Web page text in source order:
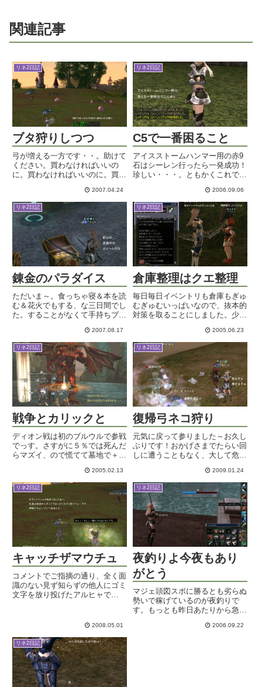
関連記事
リネ2日記
ブタ狩りしつつ
弓が増える一方です・・。助けて
ください。買わなければいいの
に。買わなければいいのに。買わ
っかり城村に定住な感じです。狩
りやすくてちょうどいいかなあ。
盟主権限も委譲されましたので、
倉庫整理に着手したいと思いま
す。...
2007.04.24
リネ2日記
C5で一番困ること
アイスストームハンマー用の赤9
石はシーレン行ったら一発成功！
珍しい・・・。ともかくこれでフ
でね。C5の一番大きな変更点っ
てやはり血盟システムだと思うん
ですよね。同盟を組める数が減る
っていうのはかなりキツイと思
う...
2006.09.06
リネ2日記
錬金のパラダイス
ただいま～。食っちゃ寝＆本を読
む＆花火でもする、な三日間でし
た。することがなくて手持ちブタ
かったかな。早速朝狩りをしてみ
ましたよ。ええ、朝4時か
ら・・・ｗ冬の迷宮でネコノン
SS狩りでまったりと。それでも
一時間で...
2007.08.17
リネ2日記
倉庫整理はクエ整理
毎日毎日イベントリも倉庫もぎゅ
むぎゅむいっぱいなので、抜本的
対策を取ることにしました。少し
を整理しよう！一番数を圧迫する
クエストと言えば・・・・これよ
ね。ってなわけで、マチルドのた
めに願いのポーションの材料を
集...
2005.06.23
リネ2日記
戦争とカリックと
ディオン戦は初のブルウルで参戦
でっす。さすがに５％では死んだ
らマズイ、ので慌てて墓地で＋
回はなぜだかPTLになっちゃいま
した。う～む、ブルウル効果はさ
すがかもです。今まで耐えきれな
かった攻撃に耐えて、引いて回
2005.02.13
リネ2日記
復帰弓ネコ狩り
元気に戻って参りました～お久し
ぶりです！おかげさまでたらい回
しに遭うこともなく、大して危険
くイロイロ終えて帰って参りまし
た。今は２４時間勤務中ですので
ちょっと眠いですが、それ以外は
元気です。体重が一気に軽くな
っ...
2009.01.24
リネ2日記
キャッチザマウチュ
コメントでご指摘の通り、全く面
識のない見ず知らずの他人にゴミ
文字を放り投げたアルヒャで
ぼ一度もないはずなので、そっち
よ、気の合う人とは出会うべくし
てい...
2008.05.01
リネ2日記
夜釣りよ今夜もあり
がとう
マジェ頭図スポに勝るとも劣らぬ
勢いで稼げているのが夜釣りで
す。もっとも昨日あたりから急激
夜釣りで稼ぐにはいろいろパター
2006.09.22
リネ2日記